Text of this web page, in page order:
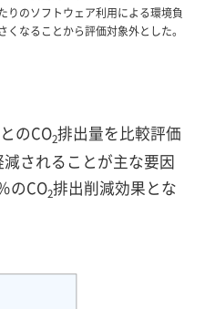
りのソフトウェア利用による環境負
くなることから評価対象外とした。
のCO2排出量を比較評価
されることが主な要因
のCO2排出削減効果とな